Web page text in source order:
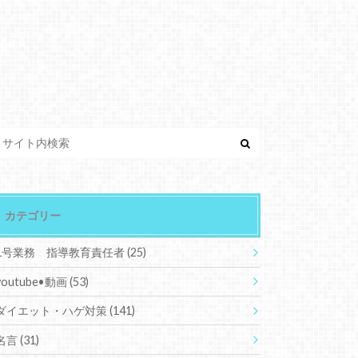
カテゴリー
号業務 指導教育責任者(25)
動画(53)
イエット・ハゲ対策(141)
言(31)